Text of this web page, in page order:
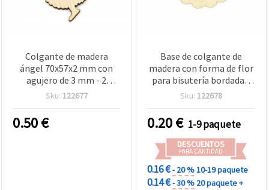
Colgante de madera
ángel 70x57x2 mm con
agujero de 3 mm - 2
piezas
Sku: 122677
0.50€
Base de colgante de
madera con forma de flor
para bisutería bordada y
manualidades, 44 x 45 x
Sku: 122678
0.20€ 1-9 paquete
DESCUENTOS
PARA CANTIDAD
0.16 €- 20 %10-19 paquete
0.14 €- 30 % 20 paquete +